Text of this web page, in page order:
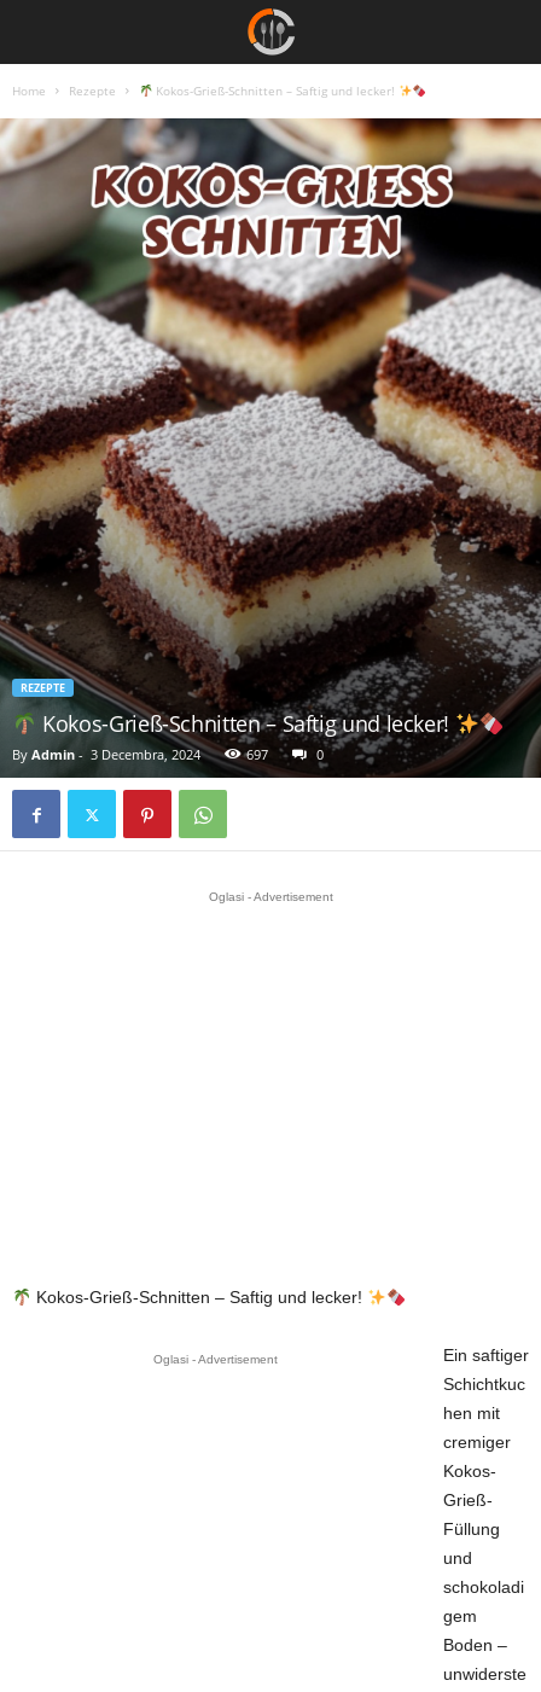
Home Rezepte Kokos-Grieß-Schnitten – Saftig und lecker!
REZEPTE
Kokos-Grieß-Schnitten – Saftig und lecker!
By Admin - 3 Decembra, 2024 697 0
Oglasi - Advertisement
Kokos-Grieß-Schnitten – Saftig und lecker!
Oglasi - Advertisement
Ein saftiger
Schichtkuc
hen mit
cremiger
Kokos-
Grieß-
Füllung
und
schokoladi
gem
Boden –
unwiderste